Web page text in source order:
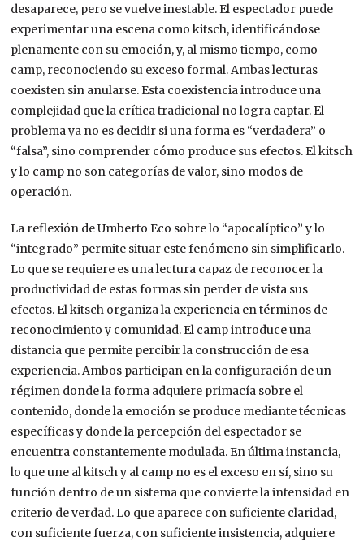
desaparece, pero se vuelve inestable. El espectador puede
experimentar una escena como kitsch, identificándose
plenamente con su emoción, y, al mismo tiempo, como
camp, reconociendo su exceso formal. Ambas lecturas
coexisten sin anularse. Esta coexistencia introduce una
complejidad que la crítica tradicional no logra captar. El
problema ya no es decidir si una forma es “verdadera” o
“falsa”, sino comprender cómo produce sus efectos. El kitsch
y lo camp no son categorías de valor, sino modos de
operación.
La reflexión de Umberto Eco sobre lo “apocalíptico” y lo
“integrado” permite situar este fenómeno sin simplificarlo.
Lo que se requiere es una lectura capaz de reconocer la
productividad de estas formas sin perder de vista sus
efectos. El kitsch organiza la experiencia en términos de
reconocimiento y comunidad. El camp introduce una
distancia que permite percibir la construcción de esa
experiencia. Ambos participan en la configuración de un
régimen donde la forma adquiere primacía sobre el
contenido, donde la emoción se produce mediante técnicas
específicas y donde la percepción del espectador se
encuentra constantemente modulada. En última instancia,
lo que une al kitsch y al camp no es el exceso en sí, sino su
función dentro de un sistema que convierte la intensidad en
criterio de verdad. Lo que aparece con suficiente claridad,
con suficiente fuerza, con suficiente insistencia, adquiere